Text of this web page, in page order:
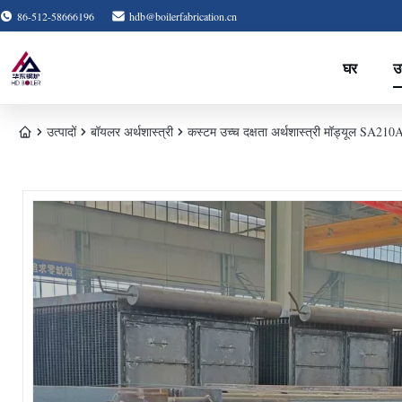
86-512-58666196 hdb@boilerfabrication.cn
घर
उत्पादों बॉयलर अर्थशास्त्री कस्टम उच्च दक्षता अर्थशास्त्री मॉड्यूल